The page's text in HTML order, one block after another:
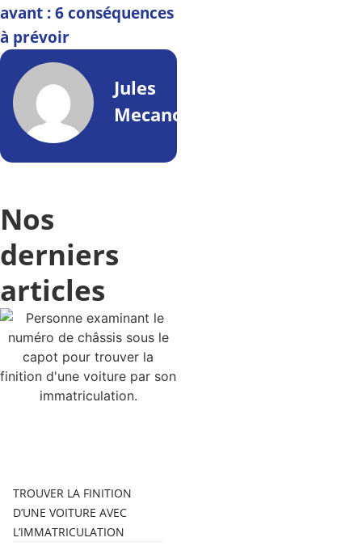
avant : 6 conséquences
à prévoir
Jules
Mecano
Nos
derniers
articles
TROUVER LA FINITION
D’UNE VOITURE AVEC
L’IMMATRICULATION